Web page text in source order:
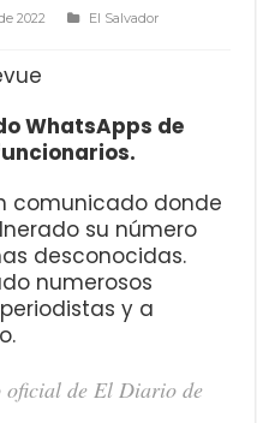
2022
El Salvador
WhatsApps de
comunicado donde
su número
desconocidas.
numerosos
y a
oficial de El Diario de